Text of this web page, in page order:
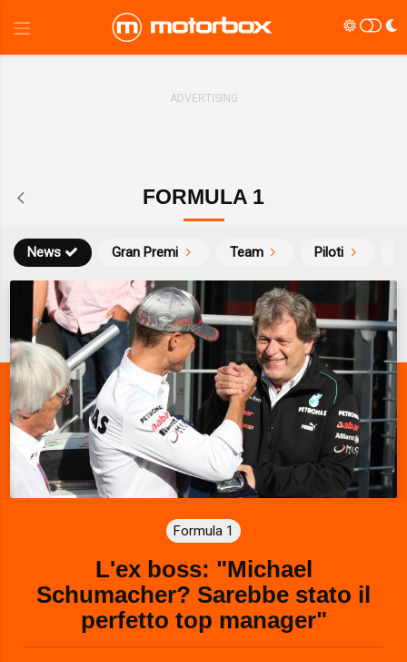
FORMULA 1
News Gran Premi Team Piloti
Formula 1
L'ex boss: "Michael
Schumacher? Sarebbe stato il
perfetto top manager"